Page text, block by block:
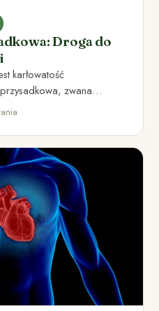
Droga do
karłowatość
zwana
zaburzeniem